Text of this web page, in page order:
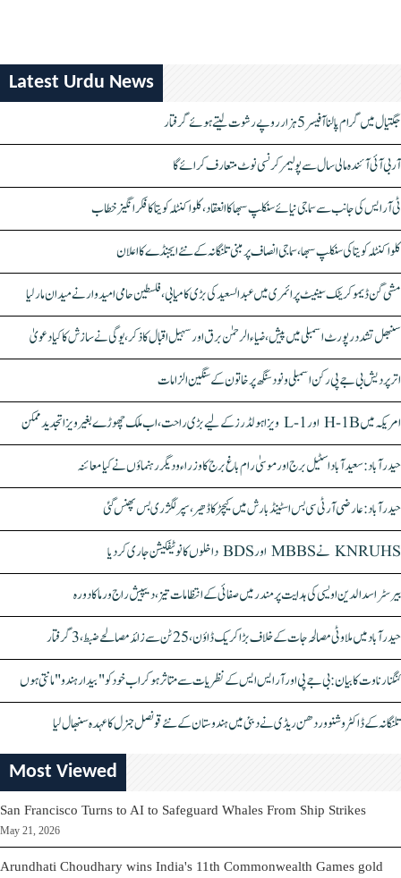
Latest Urdu News
جگتیال میں گرام پالنا آفیسر 5 ہزار روپے رشوت لیتے ہوئے گرفتار
آر بی آئی آئندہ مالی سال سے پولیمر کرنسی نوٹ متعارف کرائے گا
ٹی آر ایس کی جانب سے سماجی نیائے سنکلپ سبھا کا انعقاد، کلواکنٹلہ کویتا کا فکر انگیز خطاب
کلواکنٹلہ کویتا کی سنکلپ سبھا، سماجی انصاف پر مبنی تلنگانہ کے نئے ایجنڈے کا اعلان
مشی گن ڈیموکریٹک سینیٹ پرائمری میں عبدالسعید کی بڑی کامیابی، فلسطین حامی امیدوار نے میدان مار لیا
سنبھل تشدد رپورٹ اسمبلی میں پیش، ضیاء الرحمٰن برق اور سہیل اقبال کا ذکر، یوگی نے سازش کا کیا دعویٰ
اتر پردیش بی جے پی رکن اسمبلی ونود سنگھ پر خاتون کے سنگین الزامات
امریکہ میں H-1B اور L-1 ویزا ہولڈرز کے لیے بڑی راحت، اب ملک چھوڑے بغیر ویزا تجدید ممکن
حیدرآباد: سعیدآباد اسٹیل برج اور موسیٰ رام باغ برج کا وزراء و دیگر رہنماؤں نے کیا معائنہ
حیدرآباد: عارضی آر ٹی سی بس اسٹینڈ بارش میں کیچڑ کا ڈھیر، سپر لگژری بس پھنس گئی
KNRUHS نے MBBS اور BDS داخلوں کا نوٹیفکیشن جاری کر دیا
بیرسٹر اسدالدین اویسی کی ہدایت پر مندر میں صفائی کے انتظامات تیز، دیپیش راج ورما کا دورہ
حیدرآباد میں ملاوٹی مصالحہ جات کے خلاف بڑا کریک ڈاؤن، 25 ٹن سے زائد مصالحے ضبط، 3 گرفتار
کنگنا رناوت کا بیان: بی جے پی اور آر ایس ایس کے نظریات سے متاثر ہو کر اب خود کو "بیدار ہندو" مانتی ہوں
تلنگانہ کے ڈاکٹر وشنو وردھن ریڈی نے دبئی میں ہندوستان کے نئے قونصل جنرل کا عہدہ سنبھال لیا
Most Viewed
San Francisco Turns to AI to Safeguard Whales From Ship Strikes
May 21, 2026
Arundhati Choudhary wins India's 11th Commonwealth Games gold